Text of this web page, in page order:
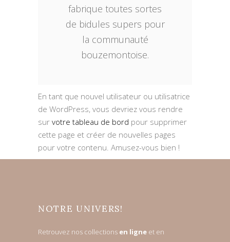
fabrique toutes sortes
de bidules supers pour
la communauté
bouzemontoise.
En tant que nouvel utilisateur ou utilisatrice
de WordPress, vous devriez vous rendre
sur votre tableau de bord pour supprimer
cette page et créer de nouvelles pages
pour votre contenu. Amusez-vous bien !
NOTRE UNIVERS!
Retrouvez nos collections en ligne et en